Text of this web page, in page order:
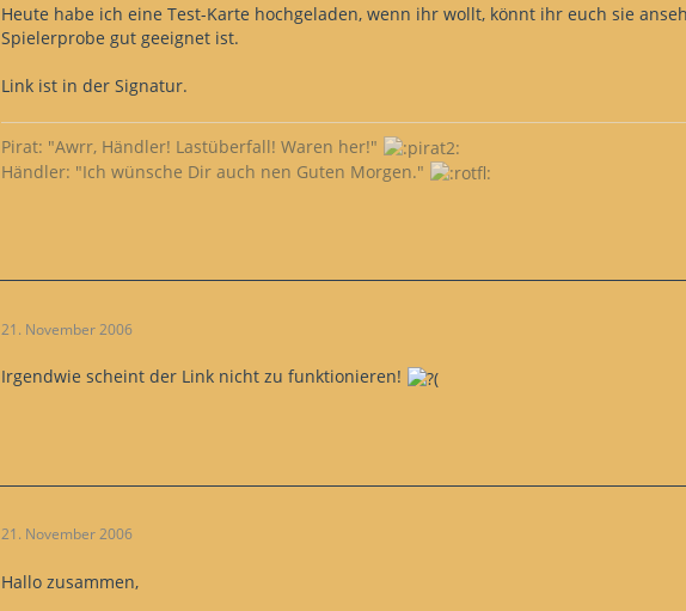
Heute habe ich eine Test-Karte hochgeladen, wenn ihr wollt, könnt ihr euch sie
Spielerprobe gut geeignet ist.
Link ist in der Signatur.
Pirat: "Awrr, Händler! Lastüberfall! Waren her!"
Händler: "Ich wünsche Dir auch nen Guten Morgen."
21. November 2006
Irgendwie scheint der Link nicht zu funktionieren!
21. November 2006
Hallo zusammen,